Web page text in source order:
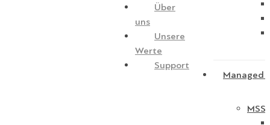
Über
uns
Unsere
Werte
Support
Managed